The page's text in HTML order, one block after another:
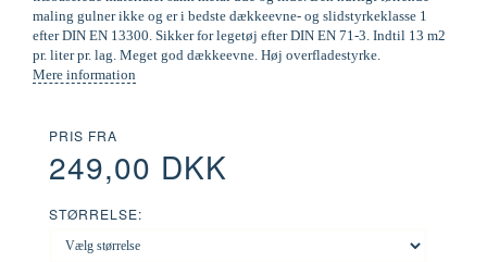
maling gulner ikke og er i bedste dækkeevne- og slidstyrkeklasse 1
efter DIN EN 13300. Sikker for legetøj efter DIN EN 71-3. Indtil 13 m2
pr. liter pr. lag. Meget god dækkeevne. Høj overfladestyrke.
Mere information
PRIS FRA
249,00 DKK
STØRRELSE: